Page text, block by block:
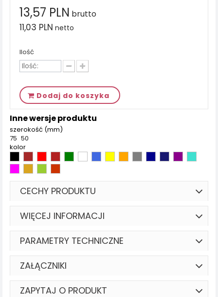
13,57 PLN brutto
11,03 PLN netto
Ilość
Dodaj do koszyka
Inne wersje produktu
szerokość (mm)
75 50
kolor
CECHY PRODUKTU
WIĘCEJ INFORMACJI
PARAMETRY TECHNICZNE
ZAŁĄCZNIKI
ZAPYTAJ O PRODUKT